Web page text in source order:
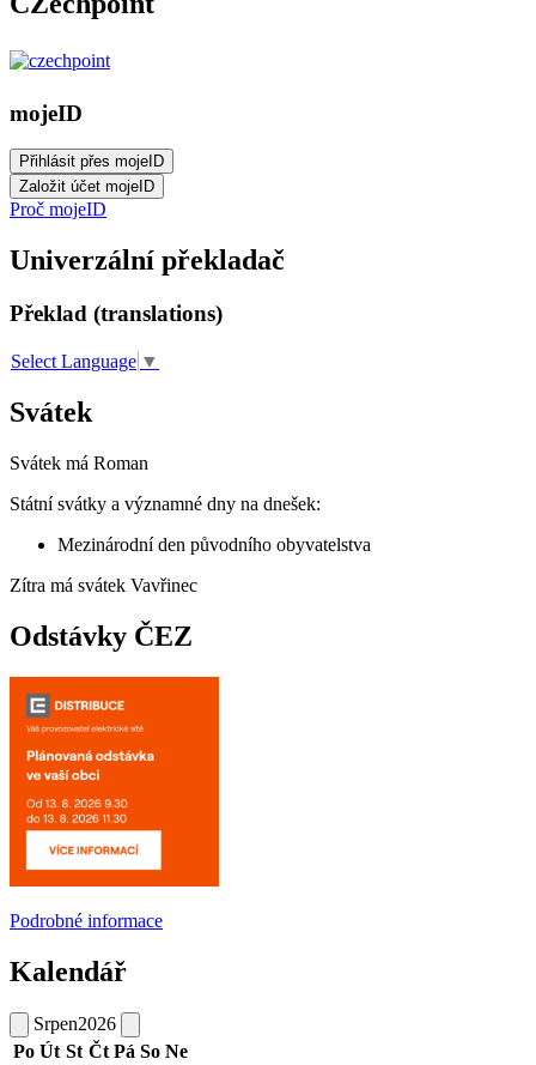
mojeID
Proč mojeID
Univerzální překladač
Překlad (translations)
Select Language ▼
Svátek
Svátek má Roman
Státní svátky a významné dny na dnešek:
Mezinárodní den původního obyvatelstva
Zítra má svátek Vavřinec
Odstávky ČEZ
Podrobné informace
Kalendář
Srpen2026
Po Út St Čt Pá So Ne